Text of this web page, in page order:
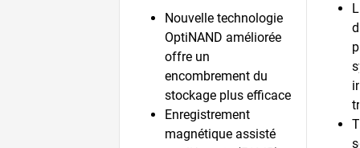
Nouvelle technologie
OptiNAND améliorée
offre un
encombrement du
stockage plus efficace
Enregistrement
magnétique assisté